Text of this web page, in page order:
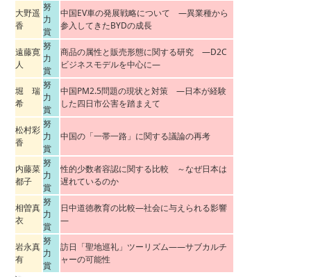
大野遥
香
努
力
賞
中国EV車の発展戦略について ―異業種から
参入してきたBYDの成長
遠藤寛
人
努
力
賞
商品の属性と販売形態に関する研究 ―D2C
ビジネスモデルを中心に―
堀 瑞
希
努
力
賞
中国PM2.5問題の現状と対策 ―日本が経験
した四日市公害を踏まえて
松村彩
香
努
力
賞
中国の「一帯一路」に関する議論の再考
内藤菜
都子
努
力
賞
性的少数者容認に関する比較 ～なぜ日本は
遅れているのか
相曽真
衣
努
力
賞
日中道徳教育の比較―社会に与えられる影響
―
岩永真
有
努
力
賞
訪日「聖地巡礼」ツーリズム――サブカルチ
ャーの可能性